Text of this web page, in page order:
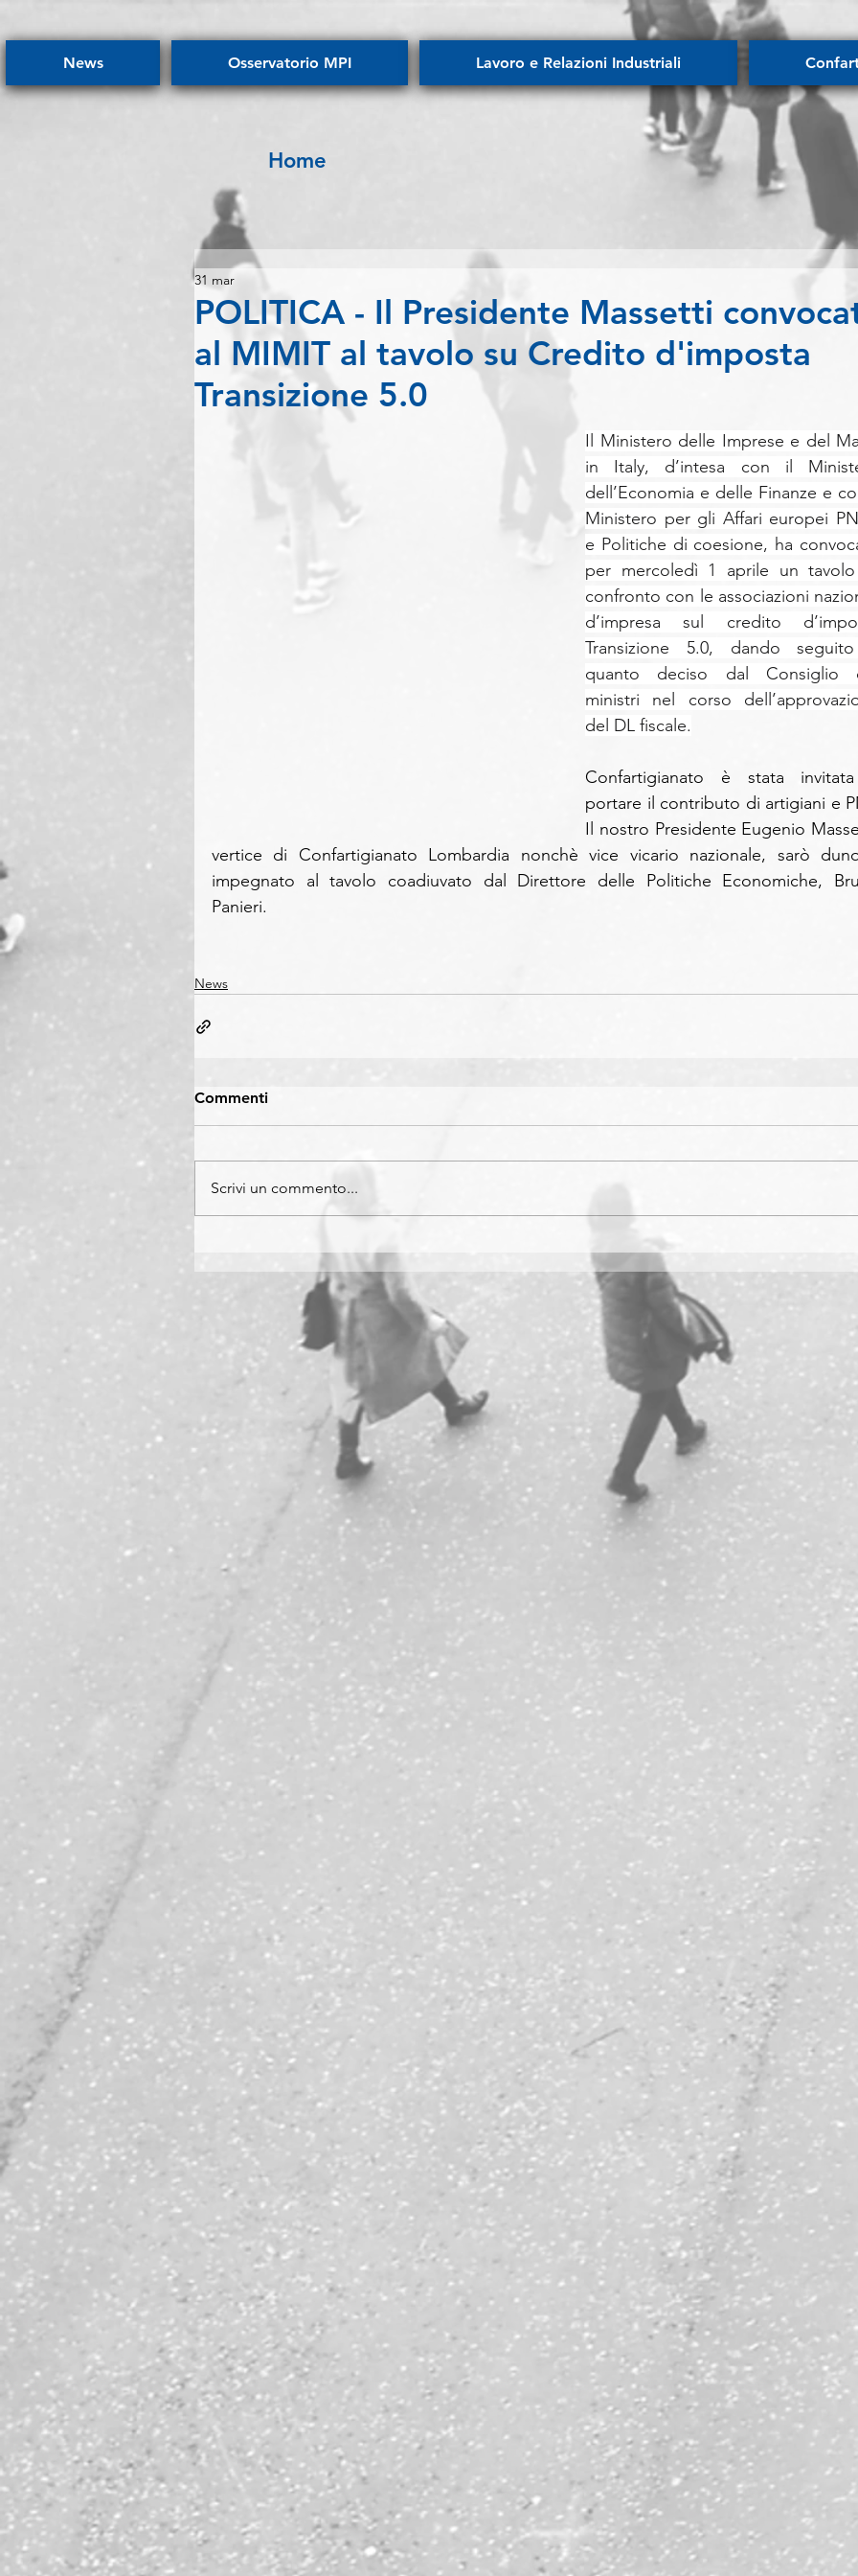
News Osservatorio MPI Lavoro e Relazioni Industriali
Home
POLITICA - Il Presidente Massetti
al MIMIT al tavolo su Credito d'imposta
Transizione 5.0
31 mar
Il Ministero delle Imprese e del
in Italy, d’intesa con il
dell’Economia e delle Finanze e
Ministero per gli Affari europei
e Politiche di coesione, ha
per mercoledì 1 aprile un
confronto con le associazioni
d’impresa sul credito
Transizione 5.0, dando
quanto deciso dal Consiglio
ministri nel corso
del DL fiscale.
Confartigianato è stata
portare il contributo di artigiani e
Il nostro Presidente Eugenio
vertice di Confartigianato Lombardia nonchè vice vicario nazionale, sarò
impegnato al tavolo coadiuvato dal Direttore delle Politiche Economiche,
Panieri.
News
Commenti
Scrivi un commento...